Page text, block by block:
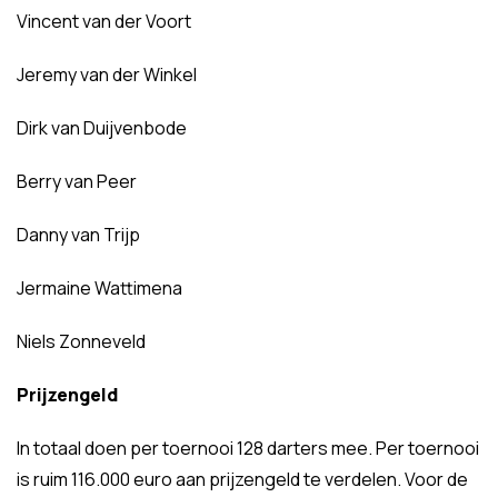
Vincent van der Voort
Jeremy van der Winkel
Dirk van Duijvenbode
Berry van Peer
Danny van Trijp
Jermaine Wattimena
Niels Zonneveld
Prijzengeld
In totaal doen per toernooi 128 darters mee. Per toernooi
is ruim 116.000 euro aan prijzengeld te verdelen. Voor de